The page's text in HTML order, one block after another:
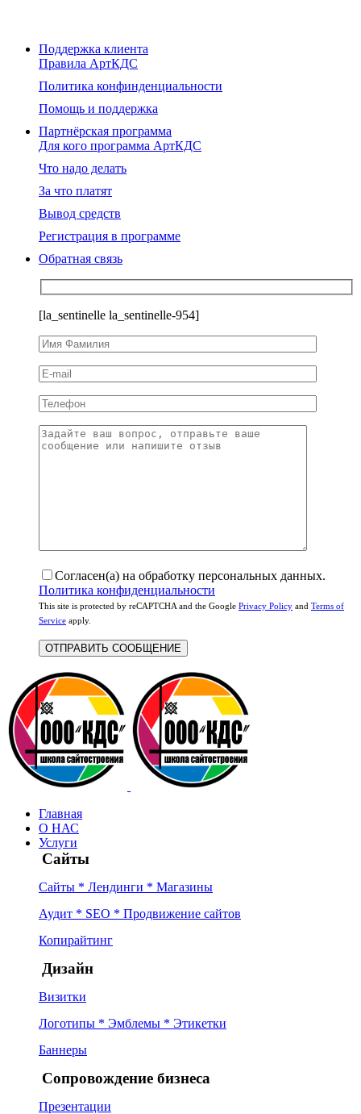
Поддержка клиента
Правила АртКДС
Политика конфинденциальности
Помощь и поддержка
Партнёрская программа
Для кого программа АртКДС
Что надо делать
За что платят
Вывод средств
Регистрация в программе
Обратная связь
[la_sentinelle la_sentinelle-954]
Согласен(а) на обработку персональных данных.
Политика конфиденциальности
This site is protected by reCAPTCHA and the Google Privacy Policy and Terms of
Service apply.
Главная
О НАС
Услуги
Сайты
Сайты * Лендинги * Магазины
Аудит * SEO * Продвижение сайтов
Копирайтинг
Дизайн
Визитки
Логотипы * Эмблемы * Этикетки
Баннеры
Сопровождение бизнеса
Презентации